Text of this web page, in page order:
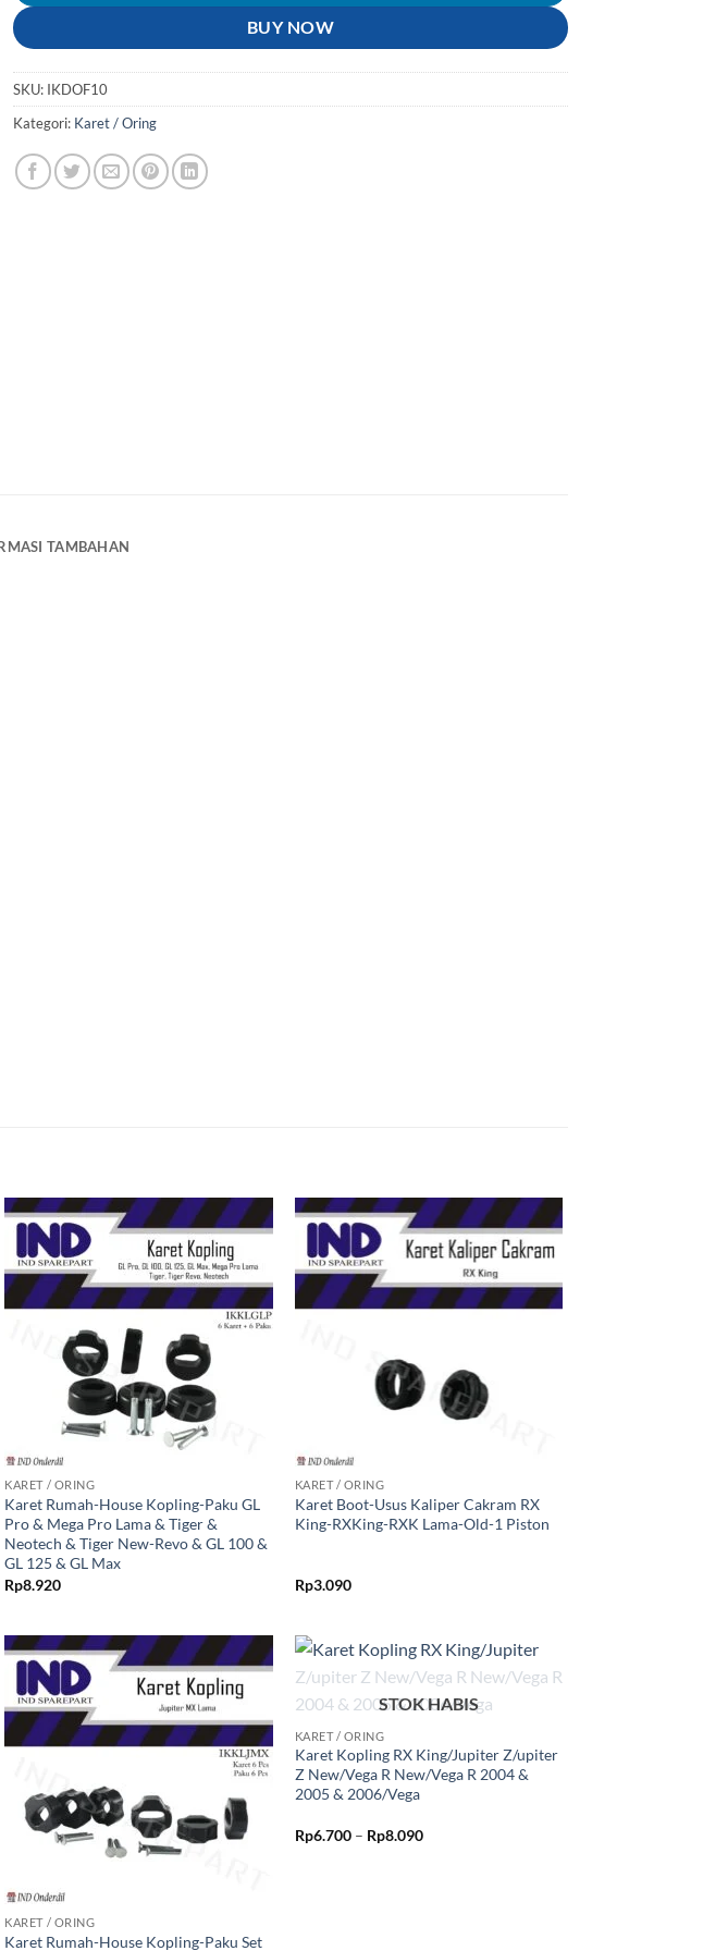
BUY NOW
SKU: IKDOF10
Kategori: Karet / Oring
TAMBAHAN
Tambahkan
ke Wishlist
KARET / ORING
Karet Rumah-House Kopling-Paku GL
Pro & Mega Pro Lama & Tiger &
Neotech & Tiger New-Revo & GL 100 &
GL 125 & GL Max
Rp8.920
Tambahkan
ke Wishlist
KARET / ORING
Karet Boot-Usus Kaliper Cakram RX
King-RXKing-RXK Lama-Old-1 Piston
Rp3.090
Tambahkan
ke Wishlist
KARET / ORING
Karet Rumah-House Kopling-Paku Set
ke Wishlist
+ STOK HABIS
KARET / ORING
Karet Kopling RX King/Jupiter Z/upiter
Z New/Vega R New/Vega R 2004 &
2005 & 2006/Vega
Rp6.700 – Rp8.090Rentang